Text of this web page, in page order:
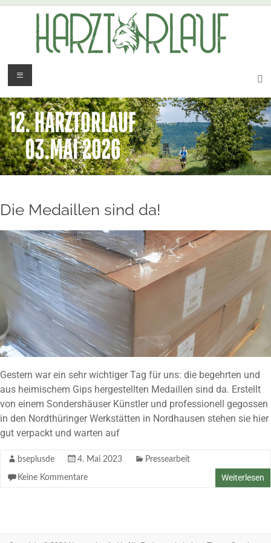
Die Medaillen sind da!
Gestern war ein sehr wichtiger Tag für uns: die begehrten und
aus heimischem Gips hergestellten Medaillen sind da. Erstellt
von einem Sondershäuser Künstler und professionell gegossen
in den Nordthüringer Werkstätten in Nordhausen stehen sie hier
gut verpackt und warten auf
bseplusde 4. Mai 2023 Pressearbeit
Keine Kommentare Weiterlesen